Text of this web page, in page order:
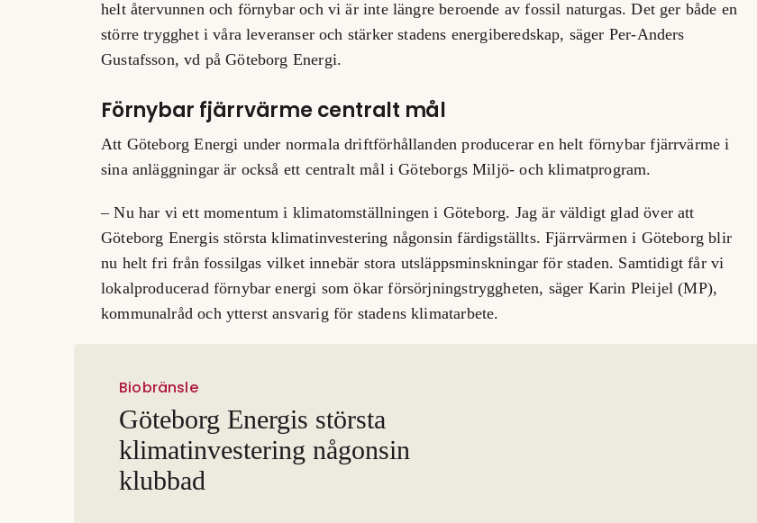
helt återvunnen och förnybar och vi är inte längre beroende av fossil naturgas. Det ger både en
större trygghet i våra leveranser och stärker stadens energiberedskap, säger Per-Anders
Gustafsson, vd på Göteborg Energi.
Förnybar fjärrvärme centralt mål
Att Göteborg Energi under normala driftförhållanden producerar en helt förnybar fjärrvärme i
sina anläggningar är också ett centralt mål i Göteborgs Miljö- och klimatprogram.
– Nu har vi ett momentum i klimatomställningen i Göteborg. Jag är väldigt glad över att
Göteborg Energis största klimatinvestering någonsin färdigställts. Fjärrvärmen i Göteborg blir
nu helt fri från fossilgas vilket innebär stora utsläppsminskningar för staden. Samtidigt får vi
lokalproducerad förnybar energi som ökar försörjningstryggheten, säger Karin Pleijel (MP),
kommunalråd och ytterst ansvarig för stadens klimatarbete.
Biobränsle
Göteborg Energis största
klimatinvestering någonsin
klubbad